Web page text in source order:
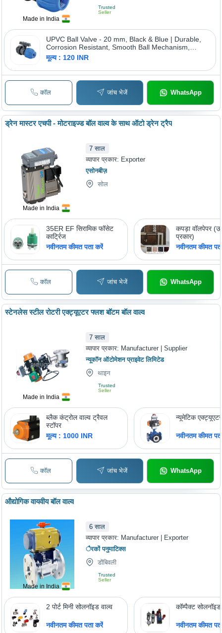
Made in India
Trusted
Seller
UPVC Ball Valve - 20 mm, Black & Blue | Durable,
Corrosion Resistant, Smooth Ball Mechanism,
Leak-Proof, Pressure Resistant, UV Resistant for
Outdoor Use
मूल्य : 120 INR
कॉल जांच भेजें WhatsApp
Made in India
ड्रेन मास्टर एचपी - मोटराइज्ड बॉल वाल्व के साथ ऑटो ड्रेन ट्रैप
7 साल
व्यापार प्रकार: Exporter
एसोनबीज़
सोल
35ER EF सिरामिक फॉसेट
कार्ट्रिज
नवीनतम कीमत पता करें
कपड़ा वॉलपेपर
प्रकार)
नवीनतम कीमत
कॉल जांच भेजें WhatsApp
Made in India
स्टेनलेस स्टील रोटरी एक्ट्यूएटर फ्लश बॉटम बॉल वाल्व
7 साल
व्यापार प्रकार: Manufacturer | Supplier
न्यूकॉन ऑटोमेशन प्राइवेट लिमिटेड
थाइन
Trusted
Seller
ब्लैक कंट्रोल वाल्व ट्रैवल
स्टॉपर
मूल्य : 1000 INR
न्यूमेटिक
नवीनतम कीमत
कॉल जांच भेजें WhatsApp
Made in India
औद्योगिक वायवीय बॉल वाल्व
6 साल
व्यापार प्रकार: Manufacturer | Exporter
ैरकों पनुमाटिक्स
डोंबिवली
Trusted
Seller
2 पोर्ट मिनी सोलनॉइड वाल्व
नवीनतम कीमत पता करें
कॉम्पैक्ट सोलनॉइड
नवीनतम कीमत